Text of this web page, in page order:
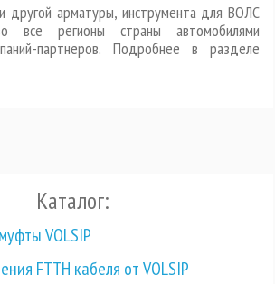
другой арматуры, инструмента для ВОЛС
все регионы страны автомобилями
партнеров. Подробнее в разделе
Каталог:
VOLSIP
FTTH кабеля от VOLSIP